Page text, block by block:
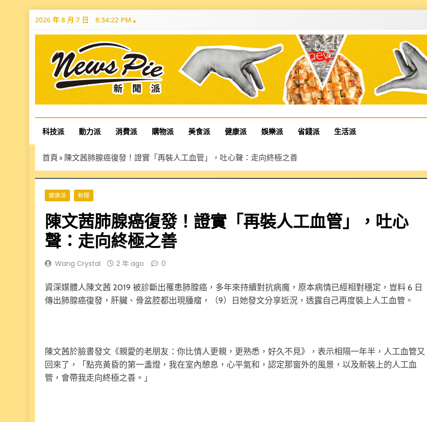
Skip
2026 年 8 月 7 日 8:34:23 PM
News Pie
最有料的新聞
科技派 動力派 消費派 購物派 美食派 健康派 娛樂派 省錢派 生活派
首頁 » 陳文茜肺腺癌復發！證實「再裝人工血管」，吐心聲：走向終極之善
健康派 新聞
陳文茜肺腺癌復發！證實「再裝人工血管」，吐心
聲：走向終極之善
Wang Crystal 2 年 ago 0
資深媒體人陳文茜 2019 被診斷出罹患肺腺癌，多年來持續對抗病魔，原本病情已經相對穩定，豈料 6 日
傳出肺腺癌復發，肝臟、骨盆腔都出現腫瘤，（9）日她發文分享近況，透露自己再度裝上人工血管。
陳文茜於臉書發文《親愛的老朋友：你比情人更親，更熟悉，好久不見》，表示相隔一年半，人工血管又
回來了，「點亮黃昏的第一盞燈，我在室內憩息，心平氣和，認定那窗外的風景，以及新裝上的人工血
管，會帶我走向終極之善。」